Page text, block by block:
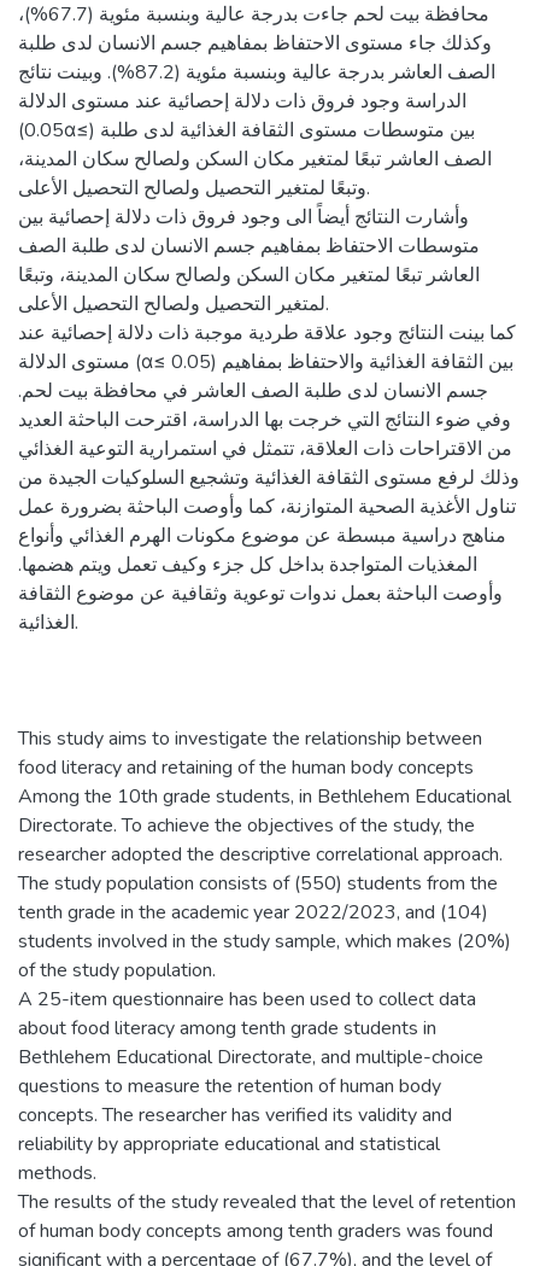
محافظة بيت لحم جاءت بدرجة عالية وبنسبة مئوية (67.7%)،
وكذلك جاء مستوى الاحتفاظ بمفاهيم جسم الانسان لدى طلبة
الصف العاشر بدرجة عالية وبنسبة مئوية (87.2%). وبينت نتائج
الدراسة وجود فروق ذات دلالة إحصائية عند مستوى الدلالة
(0.05α≤) بين متوسطات مستوى الثقافة الغذائية لدى طلبة
الصف العاشر تبعًا لمتغير مكان السكن ولصالح سكان المدينة،
وتبعًا لمتغير التحصيل ولصالح التحصيل الأعلى.
وأشارت النتائج أيضاً الى وجود فروق ذات دلالة إحصائية بين
متوسطات الاحتفاظ بمفاهيم جسم الانسان لدى طلبة الصف
العاشر تبعًا لمتغير مكان السكن ولصالح سكان المدينة، وتبعًا
لمتغير التحصيل ولصالح التحصيل الأعلى.
كما بينت النتائج وجود علاقة طردية موجبة ذات دلالة إحصائية عند
مستوى الدلالة (α≤ 0.05) بين الثقافة الغذائية والاحتفاظ بمفاهيم
جسم الانسان لدى طلبة الصف العاشر في محافظة بيت لحم.
وفي ضوء النتائج التي خرجت بها الدراسة، اقترحت الباحثة العديد
من الاقتراحات ذات العلاقة، تتمثل في استمرارية التوعية الغذائي
وذلك لرفع مستوى الثقافة الغذائية وتشجيع السلوكيات الجيدة من
تناول الأغذية الصحية المتوازنة، كما وأوصت الباحثة بضرورة عمل
مناهج دراسية مبسطة عن موضوع مكونات الهرم الغذائي وأنواع
المغذيات المتواجدة بداخل كل جزء وكيف تعمل ويتم هضمها.
وأوصت الباحثة بعمل ندوات توعوية وثقافية عن موضوع الثقافة
الغذائية.
This study aims to investigate the relationship between
food literacy and retaining of the human body concepts
Among the 10th grade students, in Bethlehem Educational
Directorate. To achieve the objectives of the study, the
researcher adopted the descriptive correlational approach.
The study population consists of (550) students from the
tenth grade in the academic year 2022/2023, and (104)
students involved in the study sample, which makes (20%)
of the study population.
A 25-item questionnaire has been used to collect data
about food literacy among tenth grade students in
Bethlehem Educational Directorate, and multiple-choice
questions to measure the retention of human body
concepts. The researcher has verified its validity and
reliability by appropriate educational and statistical
methods.
The results of the study revealed that the level of retention
of human body concepts among tenth graders was found
significant with a percentage of (67.7%), and the level of